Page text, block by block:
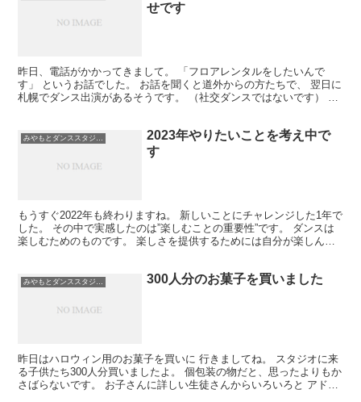
せです
昨日、電話がかかってきまして。 「フロアレンタルをしたいんで
す」 というお話でした。 お話を聞くと道外からの方たちで、 翌日に
札幌でダンス出演があるそうです。 （社交ダンスではないです） 飛
みやもとダンススタジオ札幌
2023年やりたいことを考え中で
す
もうすぐ2022年も終わりますね。 新しいことにチャレンジした1年で
した。 その中で実感したのは”楽しむことの重要性”です。 ダンスは
楽しむためのものです。 楽しさを提供するためには自分が楽しんで
みやもとダンススタジオ札幌 300人分のお菓子を買いました
昨日はハロウィン用のお菓子を買いに 行きましてね。 スタジオに来
る子供たち300人分買いましたよ。 個包装の物だと、思ったよりもか
さばらないです。 お子さんに詳しい生徒さんからいろいろと アドバ